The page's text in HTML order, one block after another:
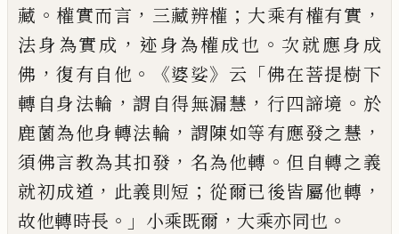
藏 。 權實而言 ， 三藏辨權 ； 大乘有權有實 ，
法身為實成 ， 迹身為權成也 。 次就應身成
佛 ，復有自他 。《婆娑》 云 「佛在菩提樹下
轉自身法輪 ，謂自得無漏慧 ， 行四諦境 。 於
鹿薗為他身轉法輪 ， 謂陳如等有應發之慧 ，
須佛言教為其扣發 ， 名為他轉 。 但自轉之義
就初成道 ， 此義則短 ； 從爾已後皆屬他轉 ，
故他轉時長 。」 小乘既爾 ， 大乘亦同也 。